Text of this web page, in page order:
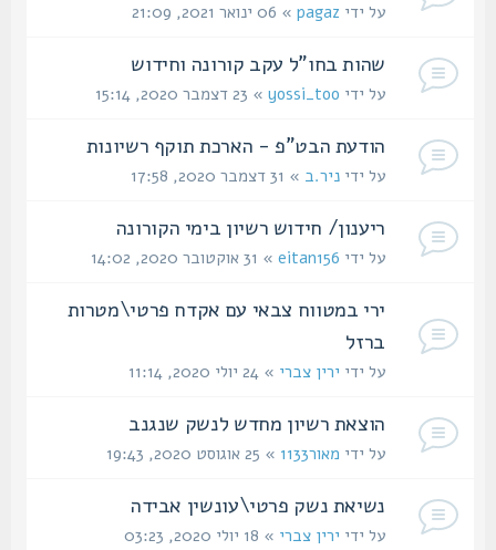
על ידיpagaz» 06 ינואר 2021, 21:09
שהות בחו"ל עקב קורונה וחידוש
על ידיyossi_too» 23 דצמבר 2020, 15:14
הודעת הבט"פ - הארכת תוקף רשיונות
על ידיניר.ב» 31 דצמבר 2020, 17:58
ריענון/ חידוש רשיון בימי הקורונה
על ידיeitan156» 31 אוקטובר 2020, 14:02
ירי במטווח צבאי עם אקדח פרטי\מטרות
ברזל
על ידיירין צברי » 24 יולי 2020, 11:14
הוצאת רשיון מחדש לנשק שנגנב
על ידימאור1133 » 25 אוגוסט 2020, 19:43
נשיאת נשק פרטי\עונשין אבידה
על ידיירין צברי » 18 יולי 2020, 03:23